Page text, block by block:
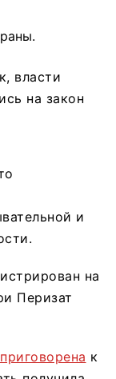
власти
на закон
и
на
Перизат
приговорена к